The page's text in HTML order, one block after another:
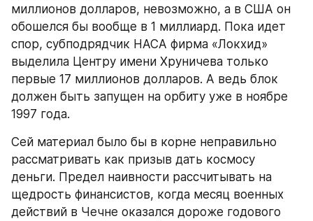
миллионов долларов, невозможно, а в США он
обошелся бы вообще в 1 миллиард. Пока идет
спор, субподрядчик НАСА фирма «Локхид»
выделила Центру имени Хруничева только
первые 17 миллионов долларов. А ведь блок
должен быть запущен на орбиту уже в ноябре
1997 года.
Сей материал было бы в корне неправильно
рассматривать как призыв дать космосу
деньги. Предел наивности рассчитывать на
щедрость финансистов, когда месяц военных
действий в Чечне оказался дороже годового